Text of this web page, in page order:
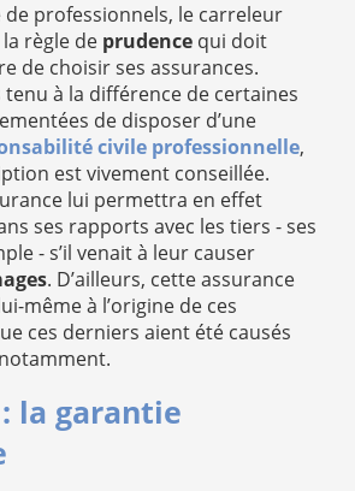
professionnels, le carreleur
la règle de prudence qui doit
de choisir ses assurances.
tenu à la différence de certaines
de disposer d’une
civile professionnelle,
est vivement conseillée.
lui permettra en effet
ses rapports avec les tiers - ses
- s’il venait à leur causer
. D’ailleurs, cette assurance
même à l’origine de ces
ces derniers aient été causés
la garantie